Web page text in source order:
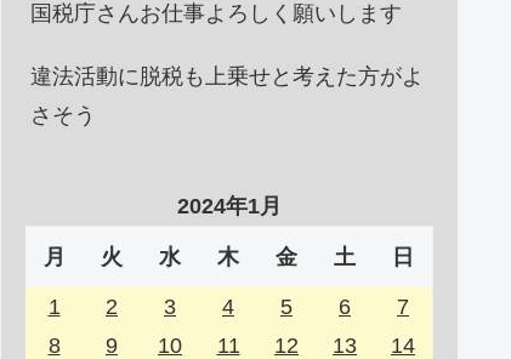
国税庁さんお仕事よろしく願いします
違法活動に脱税も上乗せと考えた方がよ
さそう
2024年1月
月 火 水 木 金 土 日
1 2 3 4 5 6
7
8
9 10 11 12 13
14